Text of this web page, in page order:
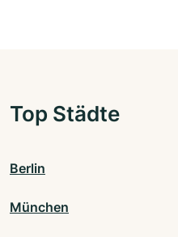
Top Städte
Berlin
München